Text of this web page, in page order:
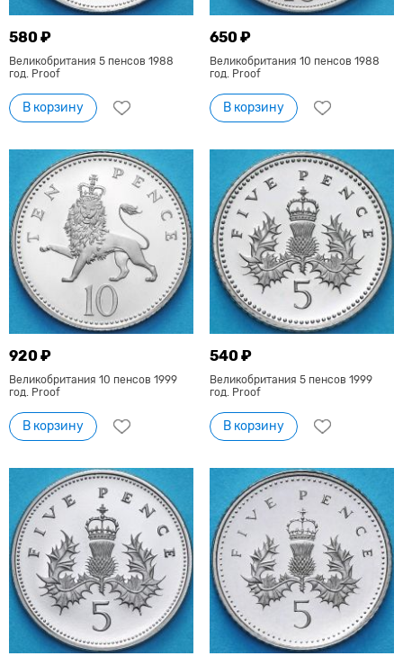
580 ₽
Великобритания 5 пенсов 1988
год. Proof
В корзину
650 ₽
Великобритания 10 пенсов 1988
год. Proof
В корзину
920 ₽
Великобритания 10 пенсов 1999
год. Proof
В корзину
540 ₽
Великобритания 5 пенсов 1999
год. Proof
В корзину